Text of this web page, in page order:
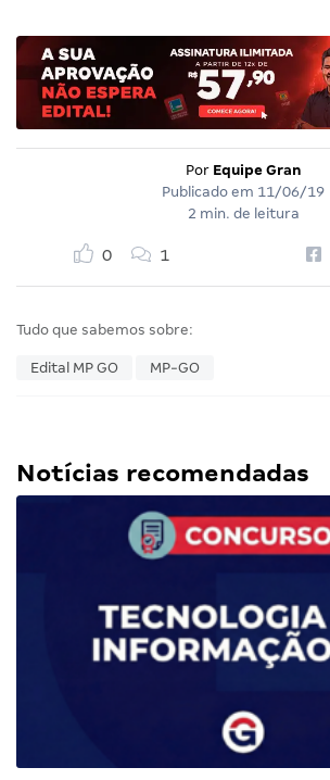
Por Equipe Gran
Publicado em 11/06/19
2 min. de leitura
0 1
Tudo que sabemos sobre:
Edital MP GO MP-GO
Notícias recomendadas